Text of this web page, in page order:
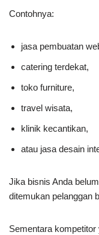
Contohnya:
jasa pembuatan
catering terdekat,
toko furniture,
travel wisata,
klinik kecantikan,
atau jasa desain
Jika bisnis Anda
ditemukan pelanggan
Sementara